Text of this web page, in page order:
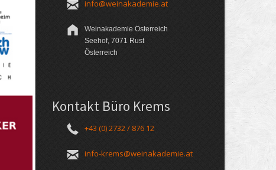
info@weinakademie.at
Weinakademie Österreich
Seehof, 7071 Rust
Österreich
Kontakt Büro Krems
+43 (0) 2732 / 876 12
info-krems@weinakademie.at